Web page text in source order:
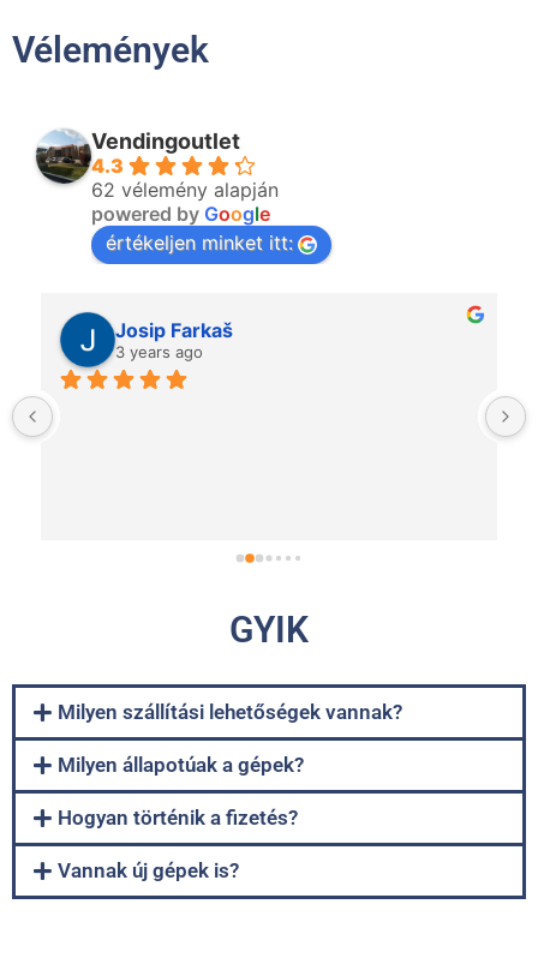
Vélemények
Vendingoutlet
4.3
62 vélemény alapján
powered by Google
értékeljen minket itt:
Josip Farkaš
3 years ago
GYIK
Milyen szállítási lehetőségek vannak?
Milyen állapotúak a gépek?
Hogyan történik a fizetés?
Vannak új gépek is?